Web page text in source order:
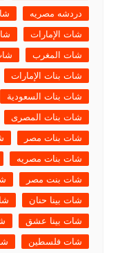
دردشه مصريه
شات الإمارات
شات المغرب
شات بنات الإمارات
شات بنات السعودية
شات بنات المصرى
شات بنات مصر
شات بنات مصريه
شات بنت مصر
شات بينا حنان
شات بينا عشق
شات فلسطين